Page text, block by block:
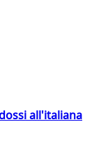
all'italiana